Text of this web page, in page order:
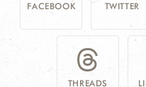
FACEBOOK TWITTER
THREADS